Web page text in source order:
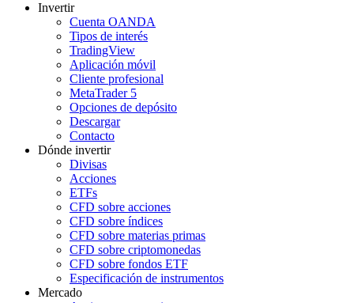
Invertir
Cuenta OANDA
Tipos de interés
TradingView
Aplicación móvil
Cliente profesional
MetaTrader 5
Opciones de depósito
Descargar
Contacto
Dónde invertir
Divisas
Acciones
ETFs
CFD sobre acciones
CFD sobre índices
CFD sobre materias primas
CFD sobre criptomonedas
CFD sobre fondos ETF
Especificación de instrumentos
Mercado